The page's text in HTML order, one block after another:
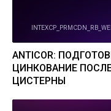
ANTICOR:
ЦИНКОВАНИЕ
ЦИСТЕРНЫ